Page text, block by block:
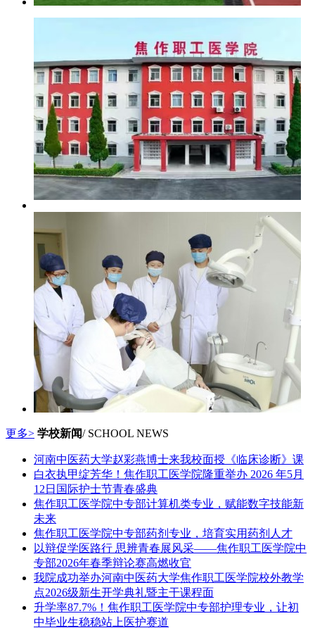
更多> 学校新闻/ SCHOOL NEWS
河南中医药大学赵彩燕博士来我校面授《临床诊断》课
白衣执甲绽芳华！焦作职工医学院隆重举办 2026 年5月
12日国际护士节青春盛典
焦作职工医学院中专部计算机类专业，赋能数字技能新
未来
焦作职工医学院中专部药剂专业，培育实用药剂人才
以辩促学医路行 思辨青春展风采——焦作职工医学院中
专部2026年春季辩论赛高燃收官
我院成功举办河南中医药大学焦作职工医学院校外教学
点2026级新生开学典礼暨主干课程面
升学率87.7%！焦作职工医学院中专部护理专业，让初
中毕业生稳稳站上医护赛道